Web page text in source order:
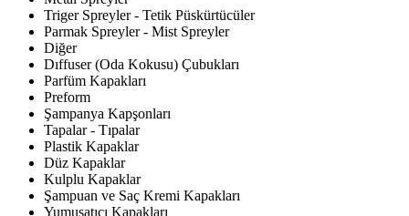
Triger Spreyler - Tetik Püskürtücüler
Parmak Spreyler - Mist Spreyler
Diğer
Dıffuser (Oda Kokusu) Çubukları
Parfüm Kapakları
Preform
Şampanya Kapşonları
Tapalar - Tıpalar
Plastik Kapaklar
Düz Kapaklar
Kulplu Kapaklar
Şampuan ve Saç Kremi Kapakları
Yumuşatıcı Kapakları